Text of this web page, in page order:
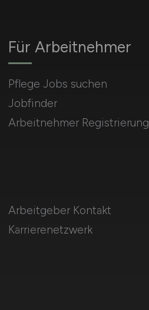
Für Arbeitnehmer
Pflege Jobs suchen
Jobfinder
Arbeitnehmer Registrierung
Arbeitgeber Kontakt
Karrierenetzwerk